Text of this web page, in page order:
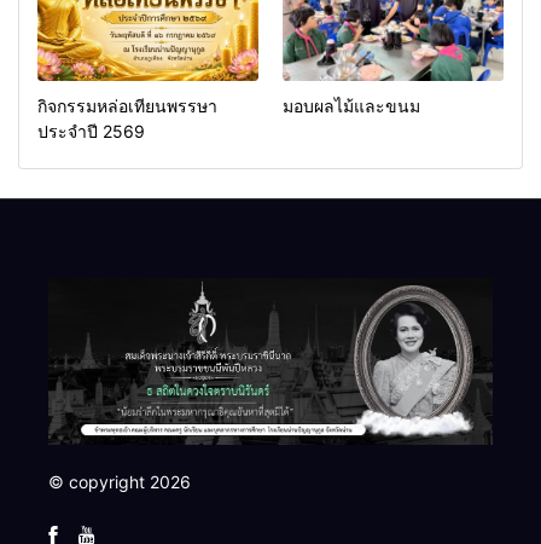
กิจกรรมหล่อเทียนพรรษา
ประจำปี 2569
มอบผลไม้และขนม
© copyright 2026